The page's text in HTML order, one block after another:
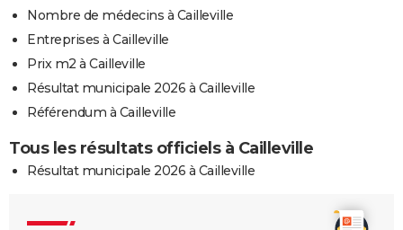
Nombre de médecins à Cailleville
Entreprises à Cailleville
Prix m2 à Cailleville
Résultat municipale 2026 à Cailleville
Référendum à Cailleville
Tous les résultats officiels à Cailleville
Résultat municipale 2026 à Cailleville